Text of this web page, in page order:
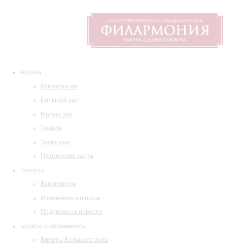
Афиша
Все события
Большой зал
Малый зал
Лекции
Экскурсии
Пушкинская карта
Новости
Все новости
Изменения в афише
Подписка на новости
Билеты и абонементы
Билеты Большого зала